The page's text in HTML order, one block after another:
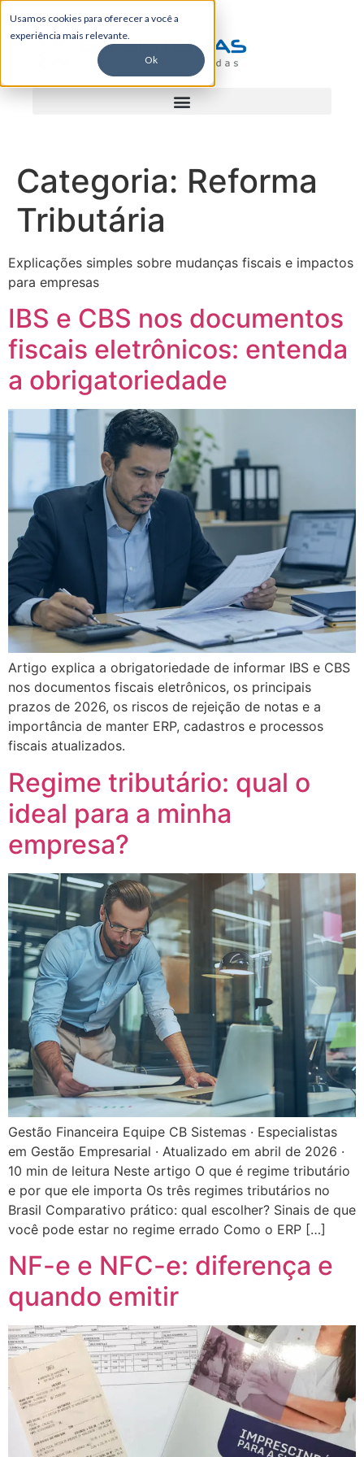
Usamos cookies para oferecer a você a
experiência mais relevante.
Ok
Categoria: Reforma
Tributária
Explicações simples sobre mudanças fiscais e impactos
para empresas
IBS e CBS nos documentos
fiscais eletrônicos: entenda
a obrigatoriedade
Artigo explica a obrigatoriedade de informar IBS e CBS
nos documentos fiscais eletrônicos, os principais
prazos de 2026, os riscos de rejeição de notas e a
importância de manter ERP, cadastros e processos
fiscais atualizados.
Regime tributário: qual o
ideal para a minha
empresa?
Gestão Financeira Equipe CB Sistemas · Especialistas
em Gestão Empresarial · Atualizado em abril de 2026 ·
10 min de leitura Neste artigo O que é regime tributário
e por que ele importa Os três regimes tributários no
Brasil Comparativo prático: qual escolher? Sinais de que
você pode estar no regime errado Como o ERP […]
NF-e e NFC-e: diferença e
quando emitir